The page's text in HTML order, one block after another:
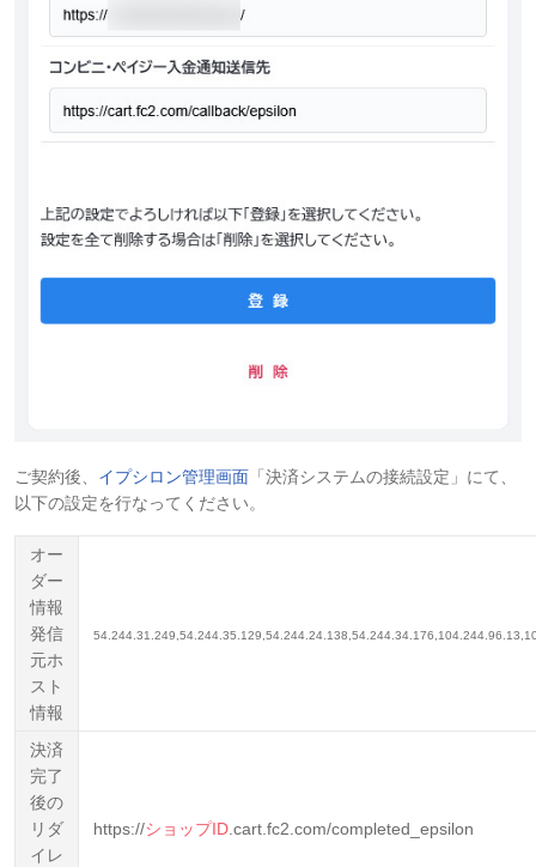
ご契約後、 イプシロン管理画面 「決済システムの接続設定」にて、
以下の設定を行なってください。
オー
ダー
情報
発信
元ホ
スト
情報
決済
完了
後の
リダ
イレ
https://ショップID.cart.fc2.com/completed_epsilon